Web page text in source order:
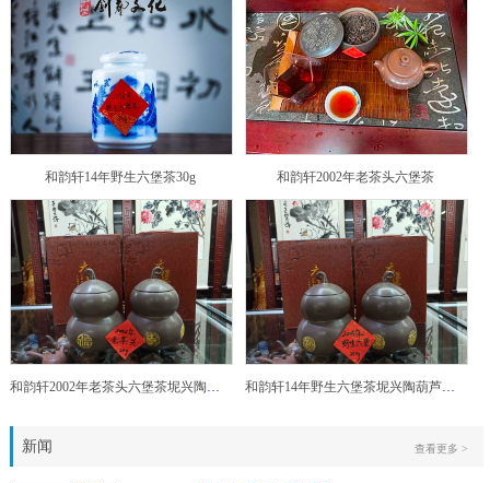
和韵轩14年野生六堡茶30g 和韵轩2002年老茶头六堡茶
和韵轩2002年老茶头六堡茶坭兴陶葫芦茶罐 和韵轩14年野生六堡茶坭兴陶葫芦茶罐
新闻 查看更多 >